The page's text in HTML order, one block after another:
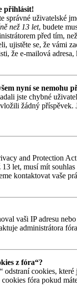
přihlásit!
správné uživatelské
než 13 let, budete
před tím,
ujistěte se, že vámi
že e-mailová
nyní se nemohu
jste chybné
žádný příspěvek.
and Protection
let, musí mít
kontaktovat vaše
vaši IP adresu
administrátora
z fóra“?
odstraní cookies,
fóra pokud